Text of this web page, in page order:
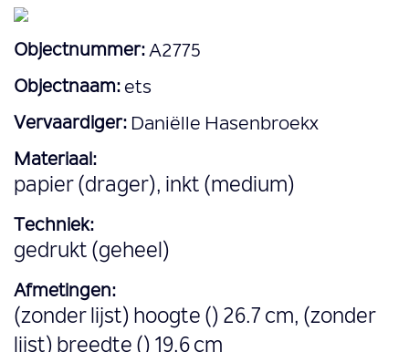
Objectnummer: A2775
Objectnaam: ets
Vervaardiger: Daniëlle Hasenbroekx
Materiaal:
papier (drager), inkt (medium)
Techniek:
gedrukt (geheel)
Afmetingen:
(zonder lijst) hoogte () 26.7 cm, (zonder
lijst) breedte () 19.6 cm